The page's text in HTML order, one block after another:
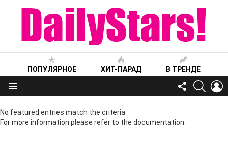
ПОПУЛЯРНОЕ ХИТ-ПАРАД В ТРЕНДЕ
Меню
FOLLOW
US
No featured entries match the criteria.
For more information please refer to the documentation.